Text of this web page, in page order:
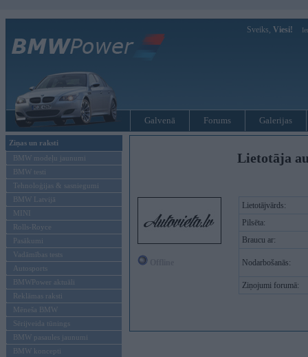
Sveiks, Viesi!
Galvenā Forums Galerijas
Ziņas un raksti
BMW modeļu jaunumi
BMW testi
Tehnoloģijas & sasniegumi
BMW Latvijā
MINI
Rolls-Royce
Pasākumi
Vadāmības tests
Autosports
BMWPower aktuāli
Reklāmas raksti
Mēneša BMW
Sērijveida tūnings
BMW pasaules jaunumi
BMW koncepti
Lietotāja
Lietotājvārds:
Pilsēta:
Braucu ar:
Nodarbošanās:
Ziņojumi forumā: